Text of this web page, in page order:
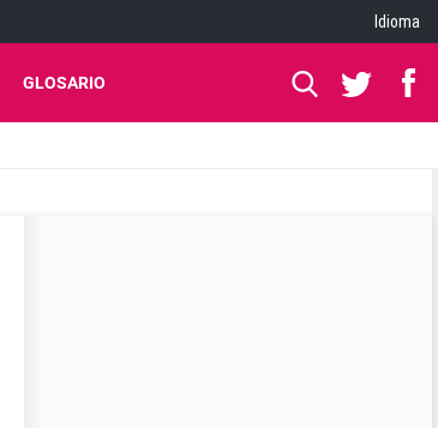
Idioma
GLOSARIO